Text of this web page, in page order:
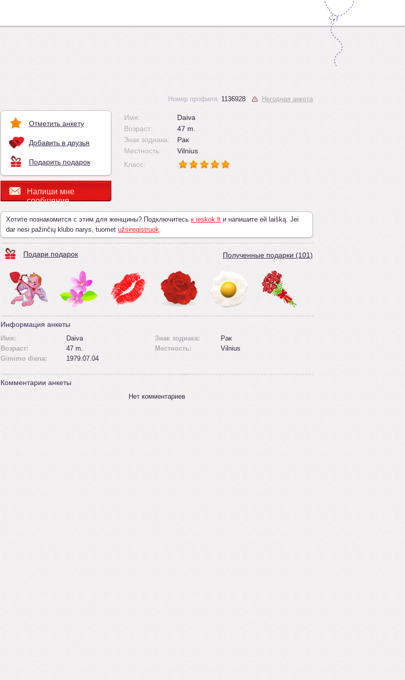
Отметить анкету
Добавить в друзья
Подарить подарок
Напиши мне
сообщение
Номер профиля: 1136928 Негодная анкета
Имя:
Daiva
Возраст:
47 m.
Знак зодиака:
Рак
Местность:
Vilnius
Класс:
Хотите познакомится с этим для женщины? Подключитесь к ieskok.lt и напишите ей laišką. Jei
dar nesi pažinčių klubo narys, tuomet užsiregistruok.
Подари подарок Полученные подарки (101)
Информация анкеты
Имя:
Daiva
Возраст:
47 m.
Gimimo diena:
1979.07.04
Знак зодиака:
Рак
Местность:
Vilnius
Комментарии анкеты
Нет комментариев